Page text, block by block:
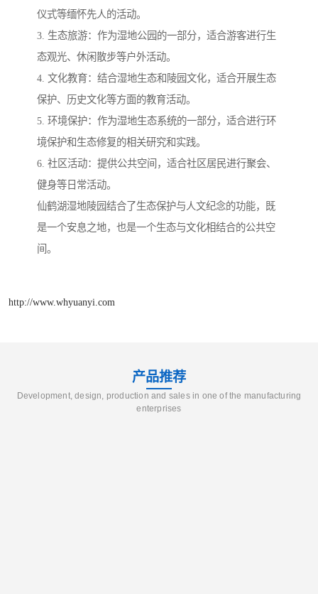
仪式等缅怀先人的活动。
3. 生态旅游：作为湿地公园的一部分，适合游客进行生
态观光、休闲散步等户外活动。
4. 文化教育：结合湿地生态和陵园文化，适合开展生态
保护、历史文化等方面的教育活动。
5. 环境保护：作为湿地生态系统的一部分，适合进行环
境保护和生态修复的相关研究和实践。
6. 社区活动：提供公共空间，适合社区居民进行聚会、
健身等日常活动。
仙鹤湖湿地陵园结合了生态保护与人文纪念的功能，既
是一个安息之地，也是一个生态与文化相结合的公共空
间。
http://www.whyuanyi.com
产品推荐
Development, design, production and sales in one of the manufacturing
enterprises